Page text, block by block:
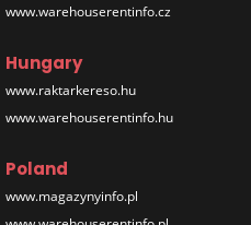
www.warehouserentinfo.cz
Hungary
www.raktarkereso.hu
www.warehouserentinfo.hu
Poland
www.magazynyinfo.pl